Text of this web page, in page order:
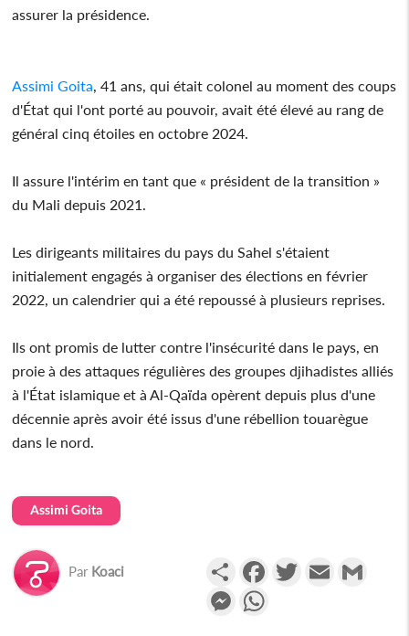
assurer la présidence.
Assimi Goita , 41 ans, qui était colonel au moment des coups
d'État qui l'ont porté au pouvoir, avait été élevé au rang de
général cinq étoiles en octobre 2024.
Il assure l'intérim en tant que « président de la transition »
du Mali depuis 2021.
Les dirigeants militaires du pays du Sahel s'étaient
initialement engagés à organiser des élections en février
2022, un calendrier qui a été repoussé à plusieurs reprises.
Ils ont promis de lutter contre l'insécurité dans le pays, en
proie à des attaques régulières des groupes djihadistes alliés
à l'État islamique et à Al-Qaïda opèrent depuis plus d'une
décennie après avoir été issus d'une rébellion touarègue
dans le nord.
Assimi Goita
Par Koaci PartagerFacebookTwitterEmail
Messenger